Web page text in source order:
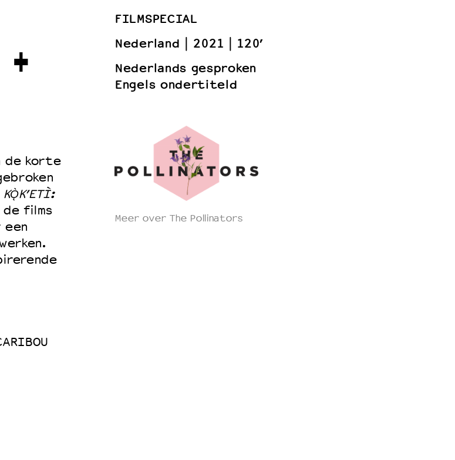
+
de korte
KǪ̀K’ETÌ:
films
een
FILMSPECIAL
Nederland
2021
120’
Nederlands gesproken
Engels ondertiteld
Meer over The Pollinators